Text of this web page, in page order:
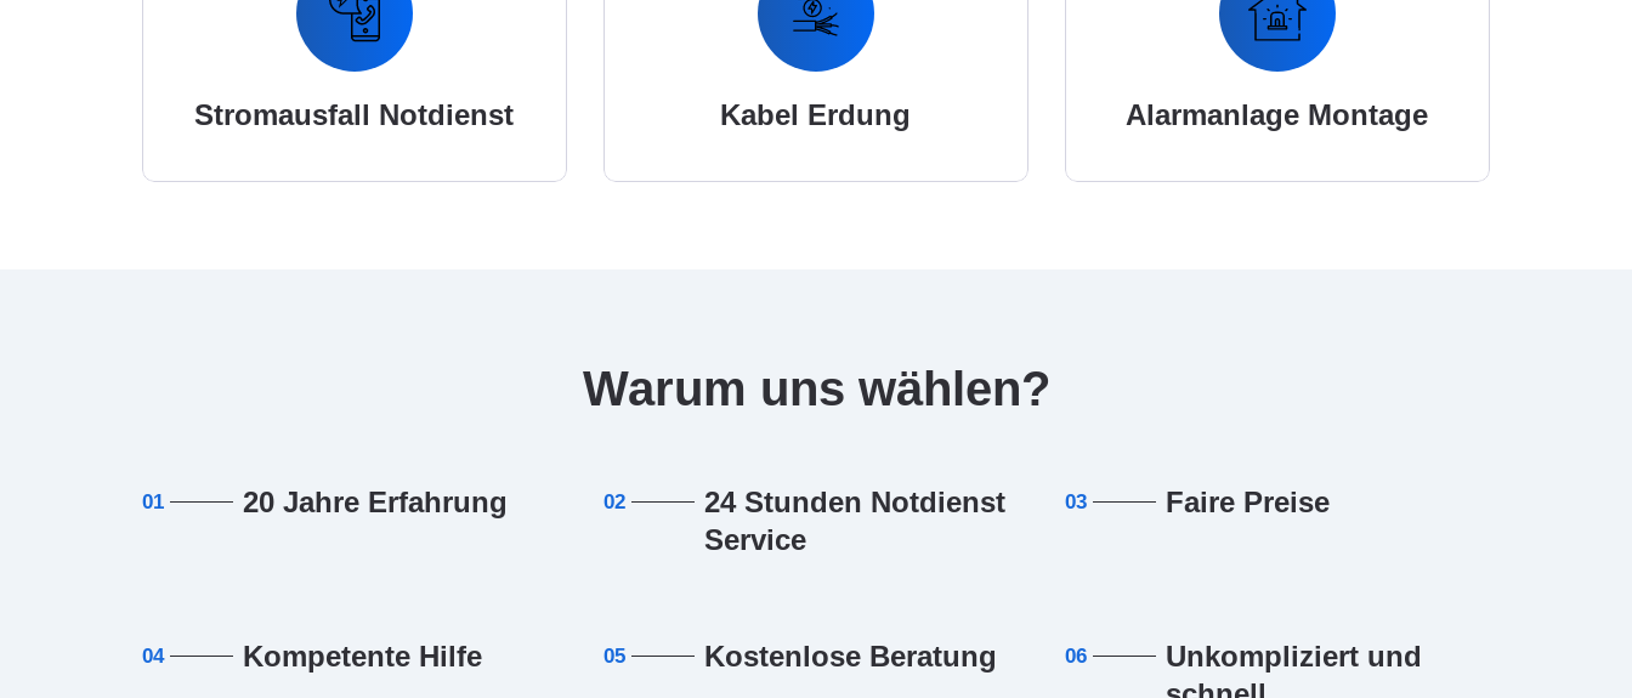
Stromausfall Notdienst Kabel Erdung Alarmanlage Montage
Warum uns wählen?
01 20 Jahre Erfahrung 02
24 Stunden Notdienst
Service
03 Faire Preise
04 Kompetente Hilfe 05 Kostenlose Beratung 06
Unkompliziert und